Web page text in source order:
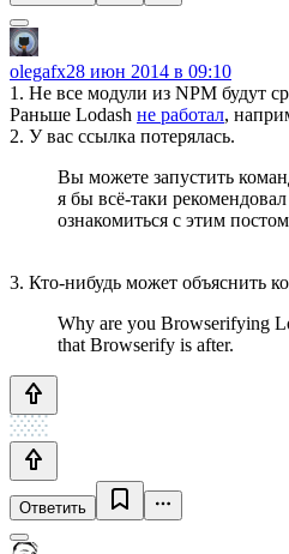
olegafx28 июн 2014 в 09:10
1. Не все модули из NPM будут
Раньше Lodash не работал,
2. У вас ссылка потерялась.
Вы можете запустить
я бы всё-таки
ознакомиться с этим
3. Кто-нибудь может объяснить
Why are you Browserifying
that Browserify is after.
Ответить